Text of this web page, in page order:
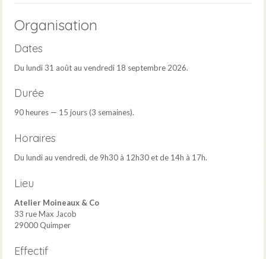
Organisation
Dates
Du lundi 31 août au vendredi 18 septembre 2026.
Durée
90 heures — 15 jours (3 semaines).
Horaires
Du lundi au vendredi, de 9h30 à 12h30 et de 14h à 17h.
Lieu
Atelier Moineaux & Co
33 rue Max Jacob
29000 Quimper
Effectif